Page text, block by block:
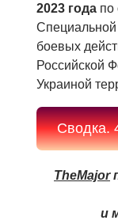
2023 года по
боевых
Российской
Украиной
Cводка.
TheMajor
и